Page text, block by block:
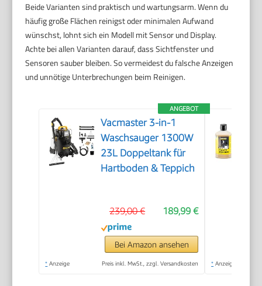
Beide Varianten sind praktisch und wartungsarm. Wenn du
häufig große Flächen reinigst oder minimalen Aufwand
wünschst, lohnt sich ein Modell mit Sensor und Display.
Achte bei allen Varianten darauf, dass Sichtfenster und
Sensoren sauber bleiben. So vermeidest du falsche Anzeigen
und unnötige Unterbrechungen beim Reinigen.
ANGEBOT
Vacmaster 3-in-1
Waschsauger 1300W
23L Doppeltank für
Hartboden & Teppich
189,99 €
239,00 €
Bei Amazon ansehen
* Anzeige Preis inkl. MwSt., zzgl. Versandkosten * Anzeige